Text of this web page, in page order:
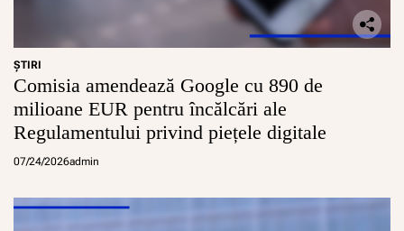
ŞTIRI
Comisia amendează Google cu 890 de
milioane EUR pentru încălcări ale
Regulamentului privind piețele digitale
07/24/2026admin